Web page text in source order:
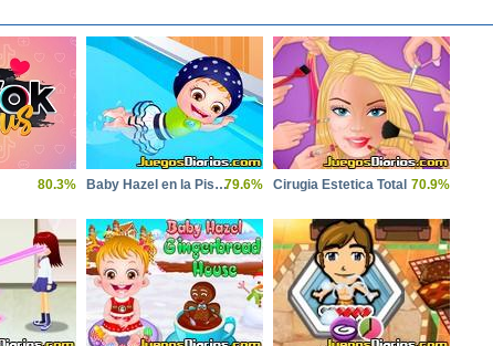
80.3% Baby Hazel en la Piscina79.6% Cirugia Estetica Total 70.9%